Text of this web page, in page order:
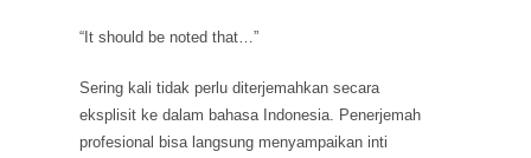
“It should be noted that…”
Sering kali tidak perlu diterjemahkan secara
eksplisit ke dalam bahasa Indonesia. Penerjemah
profesional bisa langsung menyampaikan inti